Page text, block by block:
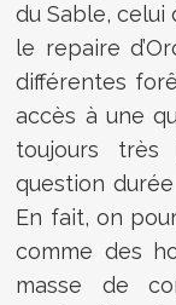
du Sable, celui
le repaire
différentes
accès à une
toujours très
question
En fait, on
comme des
masse de